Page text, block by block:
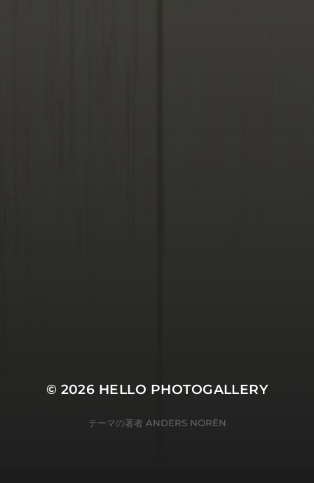
© 2026 HELLO PHOTOGALLERY
テーマの著者 ANDERS NORÉN